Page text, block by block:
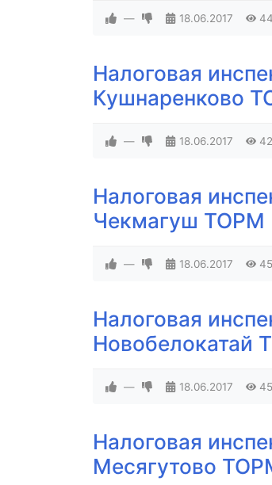
— 18.06.2017
Налоговая
Кушнаренково
— 18.06.2017
Налоговая
Чекмагуш ТОРМ
— 18.06.2017
Налоговая
Новобелокатай
— 18.06.2017
Налоговая
Месягутово